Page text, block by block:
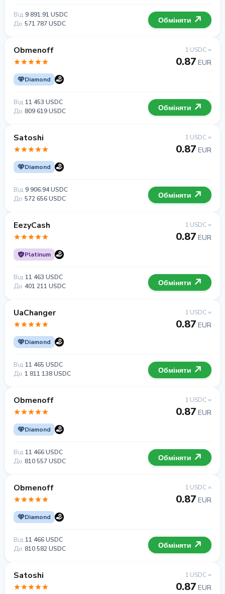
Від 9 891.91 USDC
До 571 787 USDC Обміняти
Obmenoff
Diamond
1 USDC =
0.87 EUR
Від 11 453 USDC
До 809 619 USDC Обміняти
Satoshi
Diamond
1 USDC =
0.87 EUR
Від 9 906.94 USDC
До 572 656 USDC Обміняти
EezyCash
Platinum
1 USDC =
0.87 EUR
Від 11 463 USDC
До 401 211 USDC Обміняти
UaChanger
Diamond
1 USDC =
0.87 EUR
Від 11 465 USDC
До 1 811 138 USDC Обміняти
Obmenoff
Diamond
1 USDC =
0.87 EUR
Від 11 466 USDC
До 810 557 USDC Обміняти
Obmenoff
Diamond
1 USDC =
0.87 EUR
Від 11 466 USDC
До 810 582 USDC Обміняти
Satoshi 1 USDC =
0.87 EUR